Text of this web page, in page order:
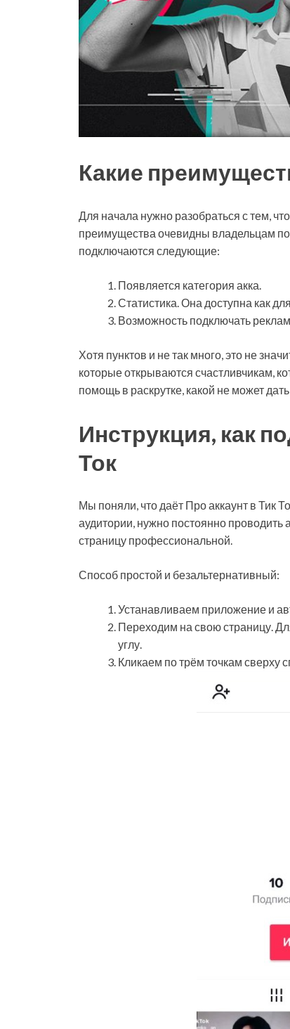
Какие
Для начала нужно разобраться с тем,
преимущества очевидны владельцам
подключаются следующие:
Появляется категория акка.
Статистика. Она доступна как
Возможность подключать
Хотя пунктов и не так много, это не
которые открываются счастливчикам,
помощь в раскрутке, какой не может
Инструкция, как
Ток
Мы поняли, что даёт Про аккаунт в Тик
аудитории, нужно постоянно проводить
страницу профессиональной.
Способ простой и безальтернативный:
Устанавливаем приложение и
Переходим на свою страницу.
углу.
Кликаем по трём точкам сверху